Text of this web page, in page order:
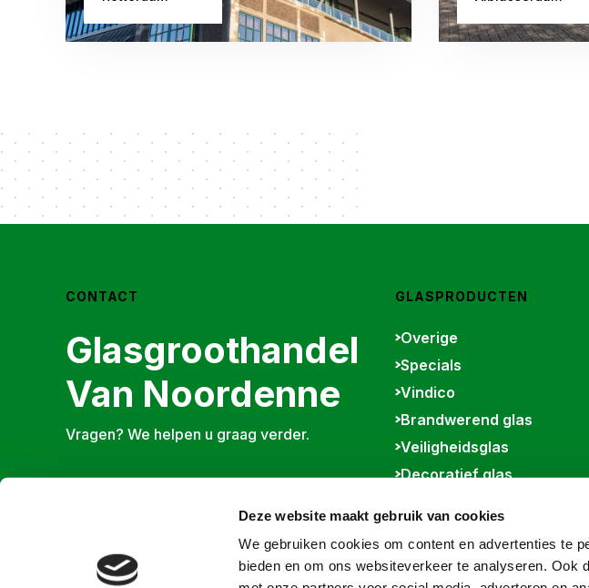
Deze website maakt gebruik van cookies
We gebruiken cookies om content en advertenties te
bieden en om ons websiteverkeer te analyseren. Ook
CONTACT
Glasgroothandel
Van Noordenne
Vragen? We helpen u graag verder.
info@noordennegroep.nl
GLASPRODUCTEN
Overige
Specials
Vindico
Brandwerend glas
Veiligheidsglas
Decoratief glas
Isolatieglas